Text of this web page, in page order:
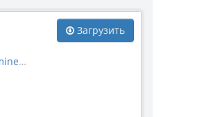
Загрузить